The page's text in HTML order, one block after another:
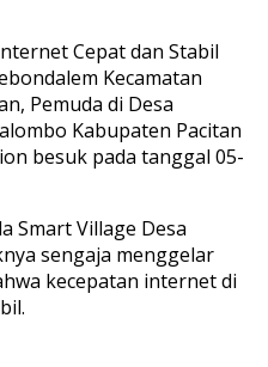
Cepat dan Stabil
Kecamatan
Pemuda di Desa
Kabupaten Pacitan
besuk pada tanggal 05-
Smart Village Desa
sengaja menggelar
kecepatan internet di